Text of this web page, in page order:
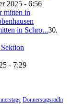
2025 - 6:56
in Schro...30.
- 7:29
Donnerstagsradln